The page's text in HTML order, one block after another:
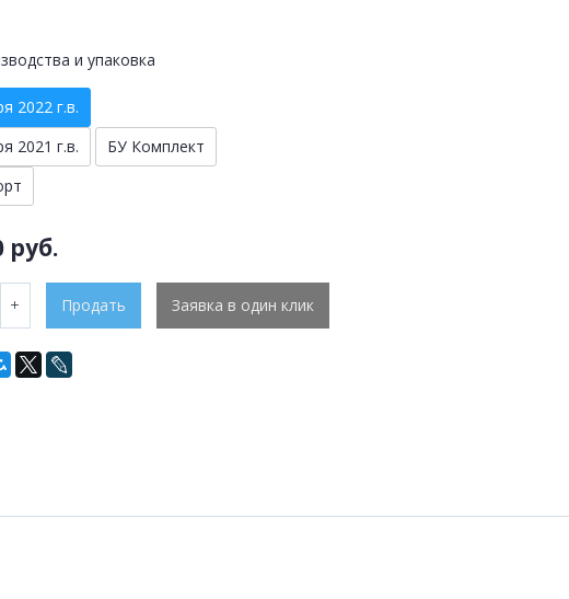
и упаковка
2022 г.в.
2021 г.в.
БУ Комплект
руб.
Продать Заявка в один клик